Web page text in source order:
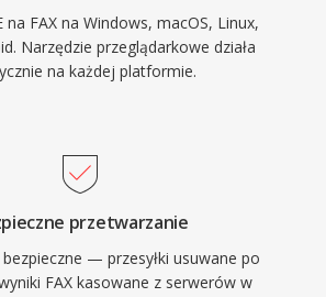
na FAX na Windows, macOS, Linux,
Narzędzie przeglądarkowe działa
na każdej platformie.
przetwarzanie
bezpieczne — przesyłki usuwane po
FAX kasowane z serwerów w